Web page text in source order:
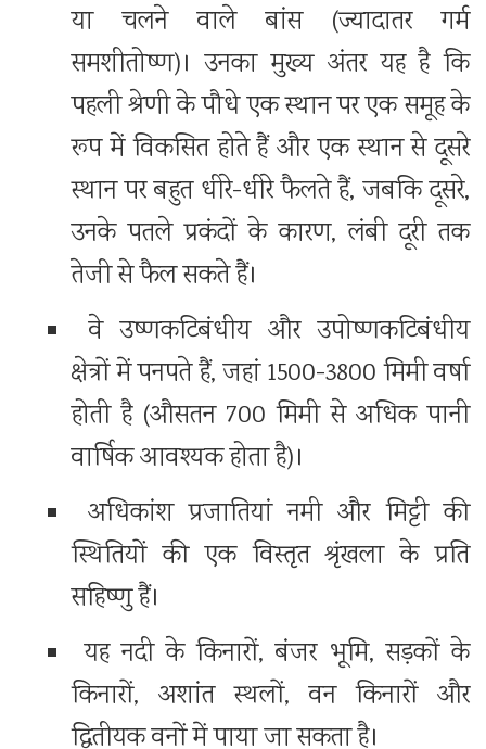
या चलने वाले बांस (ज्यादातर गर्म
समशीतोष्ण)। उनका मुख्य अंतर यह है कि
पहली श्रेणी के पौधे एक स्थान पर एक समूह के
रूप में विकसित होते हैं और एक स्थान से दूसरे
स्थान पर बहुत धीरे-धीरे फैलते हैं, जबकि दूसरे,
उनके पतले प्रकंदों के कारण, लंबी दूरी तक
तेजी से फैल सकते हैं।
वे उष्णकटिबंधीय और उपोष्णकटिबंधीय
क्षेत्रों में पनपते हैं, जहां 1500-3800 मिमी वर्षा
होती है (औसतन 700 मिमी से अधिक पानी
वार्षिक आवश्यक होता है)।
अधिकांश प्रजातियां नमी और मिट्टी की
स्थितियों की एक विस्तृत श्रृंखला के प्रति
सहिष्णु हैं।
यह नदी के किनारों, बंजर भूमि, सड़कों के
किनारों, अशांत स्थलों, वन किनारों और
द्वितीयक वनों में पाया जा सकता है।